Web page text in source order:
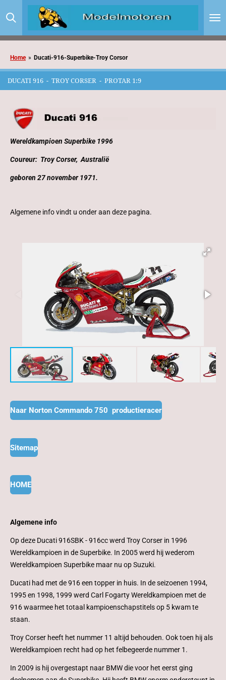
direct
de
Home » Ducati-916-Superbike-Troy Corsor
DUCATI 916 - TROY CORSER - PROTAR 1:9
Wereldkampioen Superbike 1996
Coureur: Troy Corser, Australië
geboren 27 november 1971.
Algemene info vindt u onder aan deze pagina.
Naar Norton Commando 750 productieracer
Sitemap
HOME
Algemene info
Op deze Ducati 916SBK - 916cc werd Troy Corser in 1996
Wereldkampioen in de Superbike. In 2005 werd hij wederom
Wereldkampioen Superbike maar nu op Suzuki.
Ducati had met de 916 een topper in huis. In de seizoenen 1994,
1995 en 1998, 1999 werd Carl Fogarty Wereldkampioen met de
916 waarmee het totaal kampioenschapstitels op 5 kwam te
staan.
Troy Corser heeft het nummer 11 altijd behouden. Ook toen hij als
Wereldkampioen recht had op het felbegeerde nummer 1.
In 2009 is hij overgestapt naar BMW die voor het eerst ging